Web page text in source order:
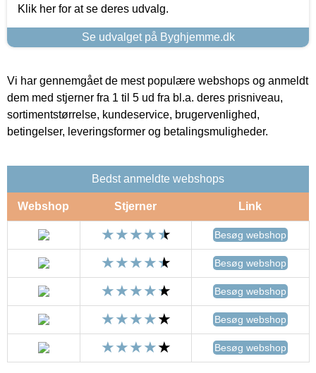
Klik her for at se deres udvalg.
Se udvalget på Byghjemme.dk
Vi har gennemgået de mest populære webshops og anmeldt
dem med stjerner fra 1 til 5 ud fra bl.a. deres prisniveau,
sortimentstørrelse, kundeservice, brugervenlighed,
betingelser, leveringsformer og betalingsmuligheder.
Bedst anmeldte webshops
Webshop Stjerner Link
Besøg webshop
Besøg webshop
Besøg webshop
Besøg webshop
Besøg webshop